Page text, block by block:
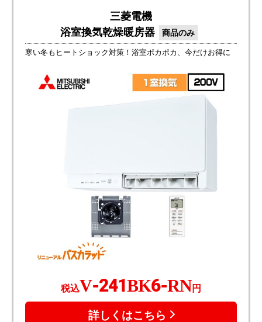
三菱電機
浴室換気乾燥暖房器
商品のみ
寒い冬もヒートショック対策！浴室ポカポカ、今だけお得に
税込V-241BK6-RN円
詳しくはこちら